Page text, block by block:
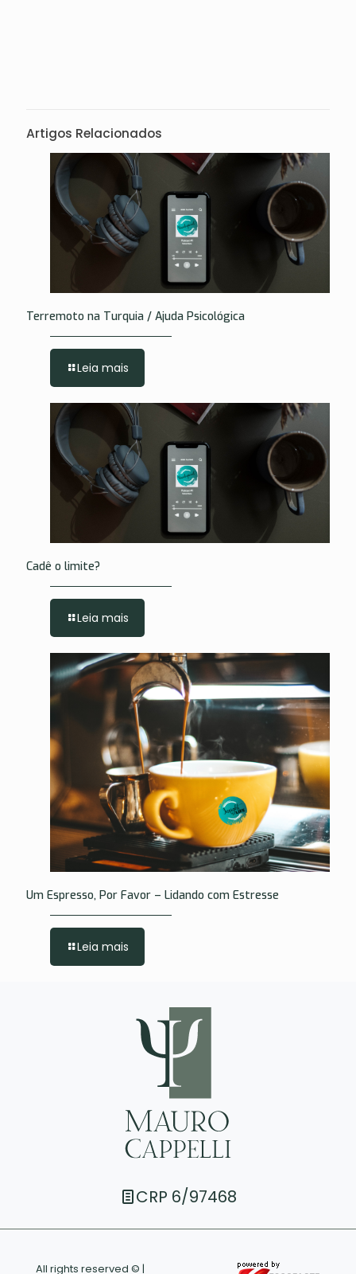
Artigos Relacionados
Terremoto na Turquia / Ajuda Psicológica
Leia mais
Cadê o limite?
Leia mais
Um Espresso, Por Favor – Lidando com Estresse
Leia mais
CRP 6/97468
All rights reserved © |